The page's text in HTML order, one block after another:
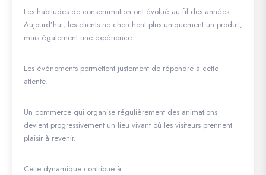
Les habitudes de consommation ont évolué au fil des années.
Aujourd’hui, les clients ne cherchent plus uniquement un produit,
mais également une expérience.
Les événements permettent justement de répondre à cette
attente.
Un commerce qui organise régulièrement des animations
devient progressivement un lieu vivant où les visiteurs prennent
plaisir à revenir.
Cette dynamique contribue à :